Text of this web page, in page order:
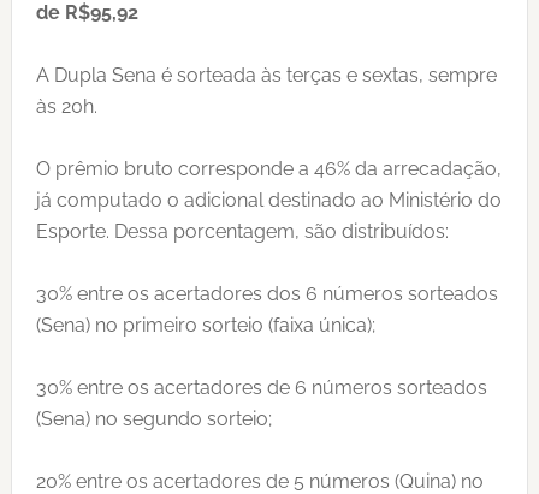
de R$95,92
A Dupla Sena é sorteada às terças e sextas, sempre
às 20h.
O prêmio bruto corresponde a 46% da arrecadação,
já computado o adicional destinado ao Ministério do
Esporte. Dessa porcentagem, são distribuídos:
30% entre os acertadores dos 6 números sorteados
(Sena) no primeiro sorteio (faixa única);
30% entre os acertadores de 6 números sorteados
(Sena) no segundo sorteio;
20% entre os acertadores de 5 números (Quina) no